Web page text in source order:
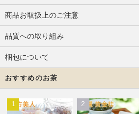
商品お取扱上のご注意
品質への取り組み
梱包について
おすすめのお茶
1 2